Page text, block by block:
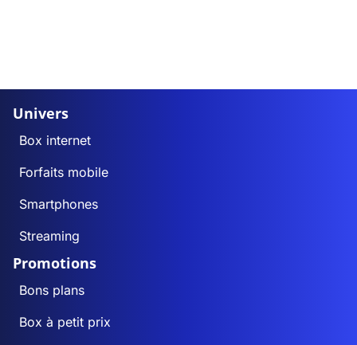
Univers
Box internet
Forfaits mobile
Smartphones
Streaming
Promotions
Bons plans
Box à petit prix